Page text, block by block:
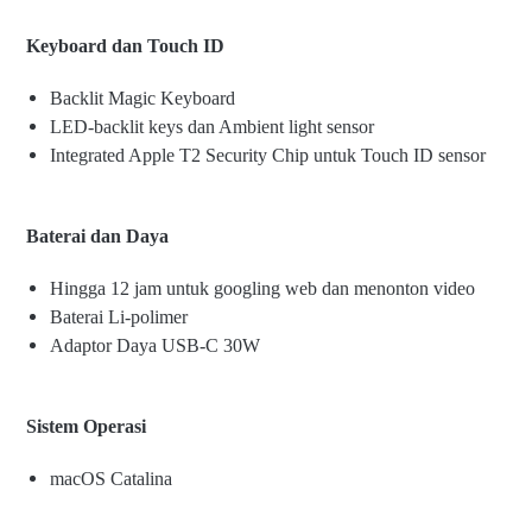
Keyboard dan Touch ID
Backlit Magic Keyboard
LED-backlit keys dan Ambient light sensor
Integrated Apple T2 Security Chip untuk Touch ID sensor
Baterai dan Daya
Hingga 12 jam untuk googling web dan menonton video
Baterai Li-polimer
Adaptor Daya USB-C 30W
Sistem Operasi
macOS Catalina